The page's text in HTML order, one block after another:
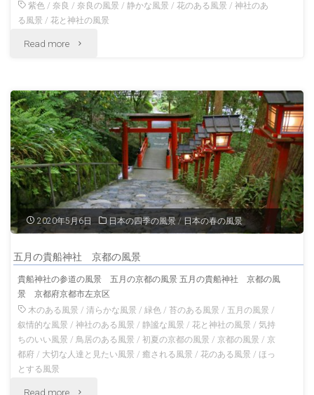
岡
の
景"
紫色 / 奈良 / 奈良の風景 / 静かな風景 /花のある風景 /神社のあ
る風景 /花と神社の風景
Read more "春
大
社
の
風
景
良
の
風
景"
2020年5月6日 日本の四季の風景 / 日本の春の風景
五月の貴船神社 京都の風景
貴船神社の参道の風景 五月の京都の風景 五月の貴船神社 京都の風
景 京都府京都市左京区
木のある風景 /清らかな風景 /緑色 /苔のある風景 / 五月の風景 /
叙情的な風景 /神社のある風景 /静謐な風景 /花と神社の風景 /気持
ちのいい風景 / 鳥居のある風景 /初夏の京都の風景 / 京都の風景 / 京
都府 / 大切な人達と見たい風景 /癒される風景 /花のある風景 /ほっ
とする風景
Read more "五